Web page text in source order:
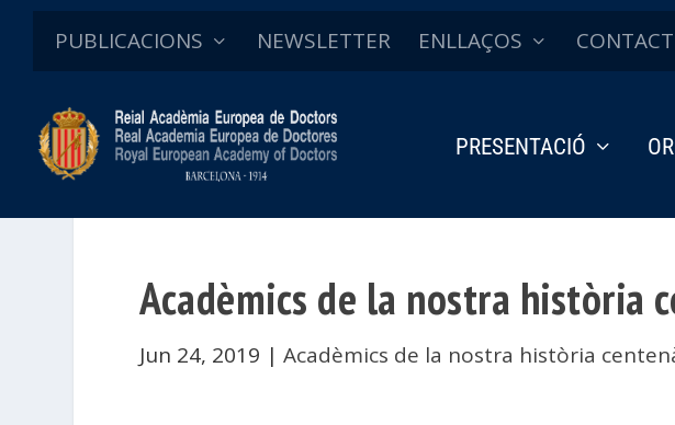
PUBLICACIONS NEWSLETTER ENLLAÇOS
PRESENTACIÓ
Acadèmics de la nostra història
Jun 24, 2019 |Acadèmics de la nostra història